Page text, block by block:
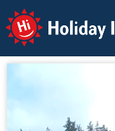
Holiday Info